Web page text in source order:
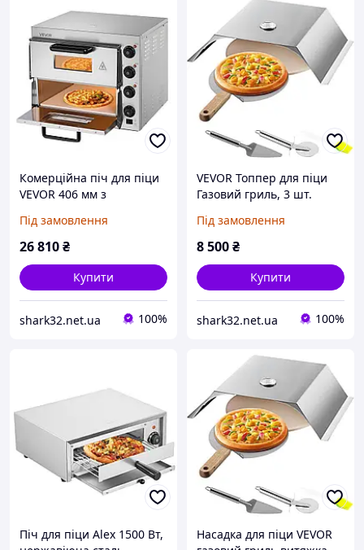
Комерційна піч для піци
VEVOR 406 мм з
електрична 4 ручки
772561
Під замовлення
26 810₴
Купити
shark32.net.ua 100%
VEVOR Топпер для піци
Газовий гриль, 3 шт.
48x35x17 см Гриль на
вугіллі Піч для піци, 50-
Під замовлення
8 500₴
Купити
shark32.net.ua 100%
Піч для піци Alex 1500 Вт,
Насадка для піци VEVOR